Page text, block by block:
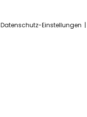
Datenschutz-Einstellungen